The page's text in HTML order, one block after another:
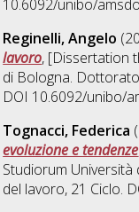
10.6092/unibo/
Reginelli, Angelo
lavoro, [Dissertation
di Bologna.
DOI 10.6092/unibo/
Tognacci, Federica
evoluzione e tendenze
Studiorum
del lavoro, 21 Ciclo.